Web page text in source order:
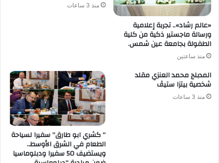
«عالم رشاد».. تجربة إعلامية
ورسالة ماجستير ذكية من كلية
الطفولة بجامعة عين شمس.
منذ ساعتين
منذ 3 ساعات
المدبلج محمد العنزي مقلد
شخصية بيتزا ستيڤ
منذ 3 ساعات
” كشري ابو طارق” سفيرا لسياحة
الطعام في الشرق الأوسط..
ويستضيف 50 سفيرا ودبلوماسيا